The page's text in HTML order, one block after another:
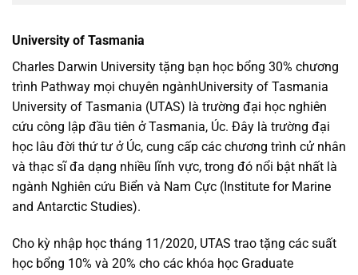
University of Tasmania
Charles Darwin University tặng bạn học bổng 30% chương
trình Pathway mọi chuyên ngànhUniversity of Tasmania
University of Tasmania (UTAS) là trường đại học nghiên
cứu công lập đầu tiên ở Tasmania, Úc. Đây là trường đại
học lâu đời thứ tư ở Úc, cung cấp các chương trình cử nhân
và thạc sĩ đa dạng nhiều lĩnh vực, trong đó nổi bật nhất là
ngành Nghiên cứu Biển và Nam Cực (Institute for Marine
and Antarctic Studies).
Cho kỳ nhập học tháng 11/2020, UTAS trao tặng các suất
học bổng 10% và 20% cho các khóa học Graduate